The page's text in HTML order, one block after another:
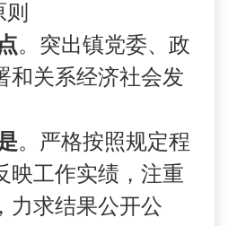
。突出镇党委、政
和关系经济社会发
。严格按照规定程
映工作实绩，注重
力求结果公开公